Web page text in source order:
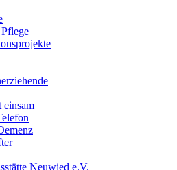
einsam
Neuwied e.V.